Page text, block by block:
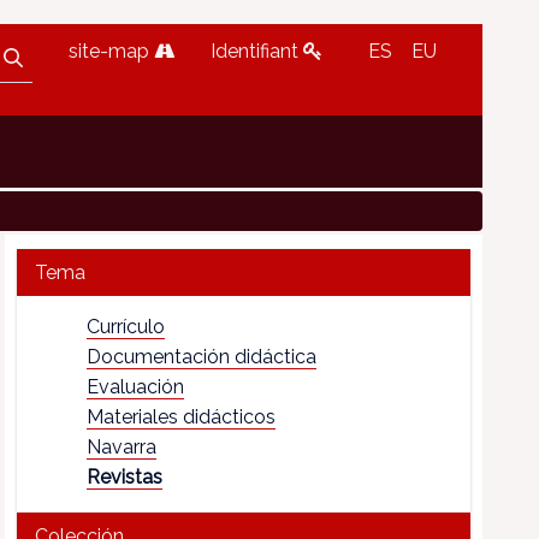
site-map Identifiant ES EU
Tema
Currículo
Documentación didáctica
Evaluación
Materiales didácticos
Navarra
Revistas